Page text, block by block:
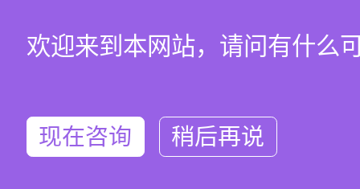
欢迎来到本网站，请问有什么
现在咨询 稍后再说